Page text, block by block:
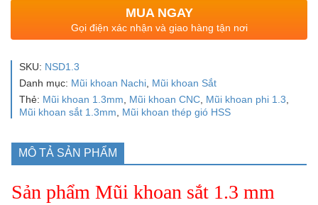
MUA NGAY
Gọi điện xác nhận và giao hàng tận nơi
SKU: NSD1.3
Danh mục: Mũi khoan Nachi Mũi khoan Sắt
Thẻ: Mũi khoan 1.3mm Mũi khoan CNC Mũi khoan phi 1.3
Mũi khoan sắt 1.3mm
Mũi khoan thép gió HSS
MÔ TẢ SẢN PHẨM
Sản phẩm Mũi khoan sắt 1.3 mm